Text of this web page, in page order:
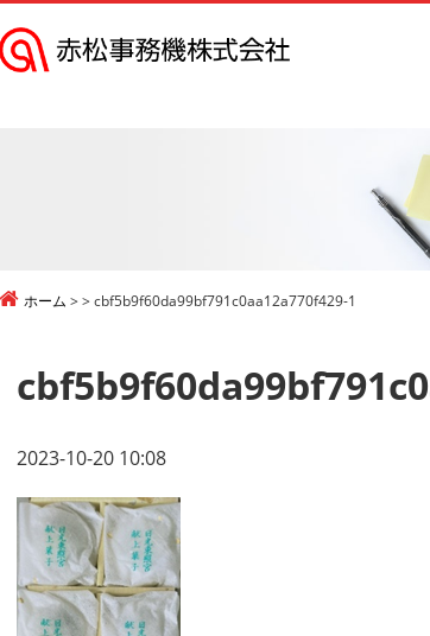
会 ホーム cbf5b9f60da99bf791c0aa12a770f429-1
2023-10-20 10:08